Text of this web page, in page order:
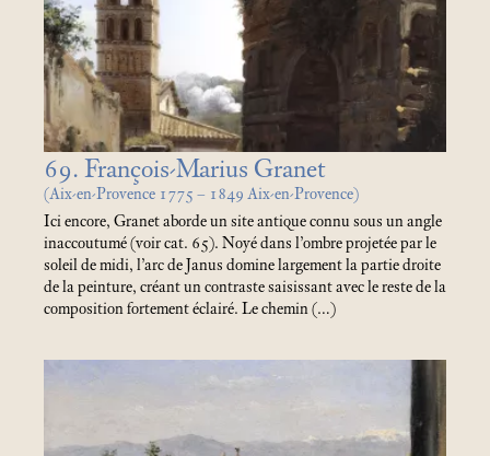
69. François-Marius Granet
(Aix-en-Provence 1775 – 1849 Aix-en-Provence)
Ici encore, Granet aborde un site antique connu sous un angle
inaccoutumé (voir cat. 65). Noyé dans l’ombre projetée par le
soleil de midi, l’arc de Janus domine largement la partie droite
de la peinture, créant un contraste saisissant avec le reste de la
composition fortement éclairé. Le chemin (…)